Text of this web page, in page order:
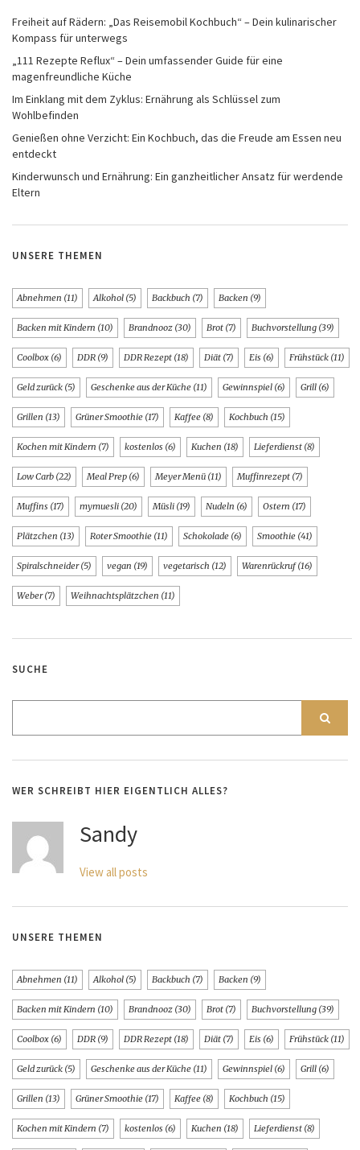
Freiheit auf Rädern: „Das Reisemobil Kochbuch“ – Dein kulinarischer
Kompass für unterwegs
„111 Rezepte Reflux“ – Dein umfassender Guide für eine
magenfreundliche Küche
Im Einklang mit dem Zyklus: Ernährung als Schlüssel zum
Wohlbefinden
Genießen ohne Verzicht: Ein Kochbuch, das die Freude am Essen neu
entdeckt
Kinderwunsch und Ernährung: Ein ganzheitlicher Ansatz für werdende
Eltern
UNSERE THEMEN
Abnehmen (11) Alkohol (5) Backbuch (7) Backen (9)
Backen mit Kindern (10) Brandnooz (30) Brot (7) Buchvorstellung (39)
Coolbox (6) DDR (9) DDR Rezept (18) Diät (7) Eis (6) Frühstück (11)
Geld zurück (5) Geschenke aus der Küche (11) Gewinnspiel (6) Grill (6)
Grillen (13) Grüner Smoothie (17) Kaffee (8) Kochbuch (15)
Kochen mit Kindern (7) kostenlos (6) Kuchen (18) Lieferdienst (8)
Low Carb (22) Meal Prep (6) Meyer Menü (11) Muffinrezept (7)
Muffins (17) mymuesli (20) Müsli (19) Nudeln (6) Ostern (17)
Plätzchen (13) Roter Smoothie (11) Schokolade (6) Smoothie (41)
Spiralschneider(5) vegan (19) vegetarisch (12) Warenrückruf(16)
Weber(7) Weihnachtsplätzchen (11)
SUCHE
WER SCHREIBT HIER EIGENTLICH ALLES?
Sandy
View all posts
UNSERE THEMEN
Abnehmen (11) Alkohol (5) Backbuch (7) Backen (9)
Backen mit Kindern (10) Brandnooz (30) Brot (7) Buchvorstellung (39)
Coolbox (6) DDR (9) DDR Rezept (18) Diät (7) Eis (6) Frühstück (11)
Geld zurück (5) Geschenke aus der Küche (11) Gewinnspiel (6) Grill (6)
Grillen (13) Grüner Smoothie (17) Kaffee (8) Kochbuch (15)
Kochen mit Kindern (7) kostenlos (6) Kuchen (18) Lieferdienst (8)